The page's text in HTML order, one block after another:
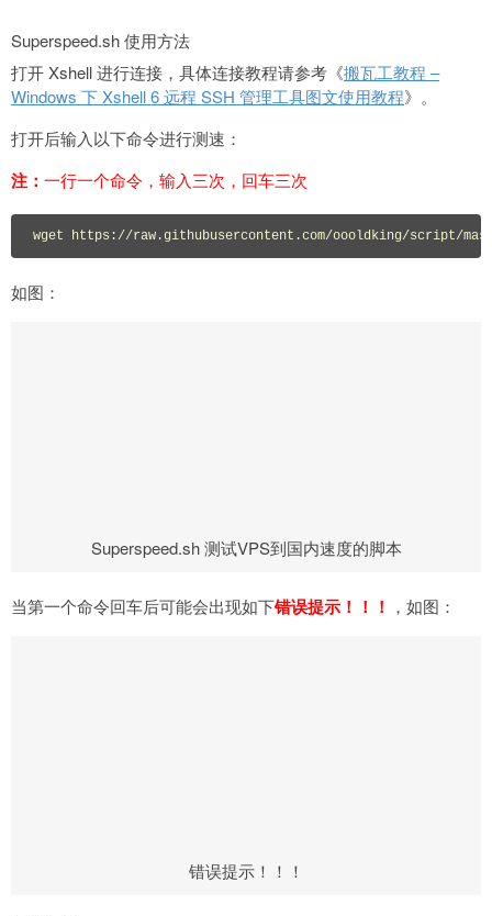
Superspeed.sh 使用方法
打开 Xshell 进行连接，具体连接教程请参考《搬瓦工教程 –
Windows 下 Xshell 6 远程 SSH 管理工具图文使用教程》。
打开后输入以下命令进行测速：
注： 一行一个命令，输入三次，回车三次
wget https://raw.githubusercontent.com/oooldking/script/
如图：
Superspeed.sh 测试VPS到国内速度的脚本
当第一个命令回车后可能会出现如下错误提示！！！ ，如图：
错误提示！！！